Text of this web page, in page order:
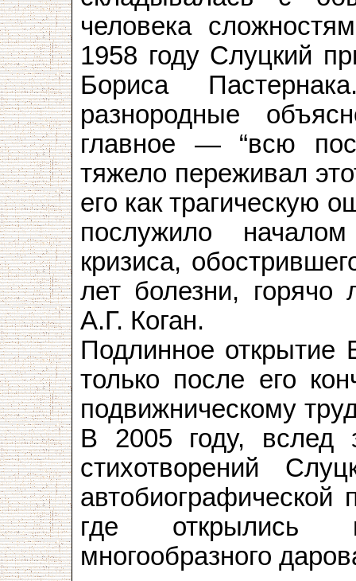
человека
1958 году Слуцкий
Бориса
разнородные
главное — “всю
тяжело переживал
его как трагическую
послужило
кризиса,
лет болезни,
А.Г. Коган.
Подлинное открытие
только после его
подвижническому
В 2005 году, вслед
стихотворений
где открылись
многообразного